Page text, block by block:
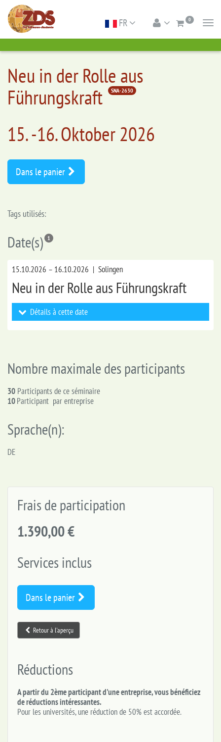
0
FR
Neu in der Rolle aus
Führungskraft
SNA-2630
15. -16. Oktober 2026
Dans le panier
Tags utilisés:
Date(s) 1
15.10.2026 – 16.10.2026 | Solingen
Neu in der Rolle aus Führungskraft
Détails à cette date
Nombre maximale des participants
30 Participants de ce séminaire
10Participant par entreprise
Sprache(n):
DE
Frais de participation
1.390,00 €
Services inclus
Dans le panier
Retour à l'aperçu
Réductions
A partir du 2ème participant d'une entreprise, vous bénéficiez
de réductions intéressantes.
Pour les universités, une réduction de 50% est accordée.